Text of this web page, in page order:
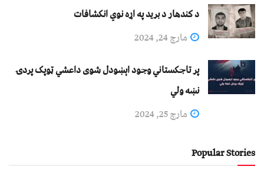
د کندهار د برید په اړه نوي انکشافات
مارچ 24, 2024
پر تاجکستاني وجود اېښودل شوی داعشي ټوپک پردۍ
نښه ولي
مارچ 25, 2024
Popular Stories